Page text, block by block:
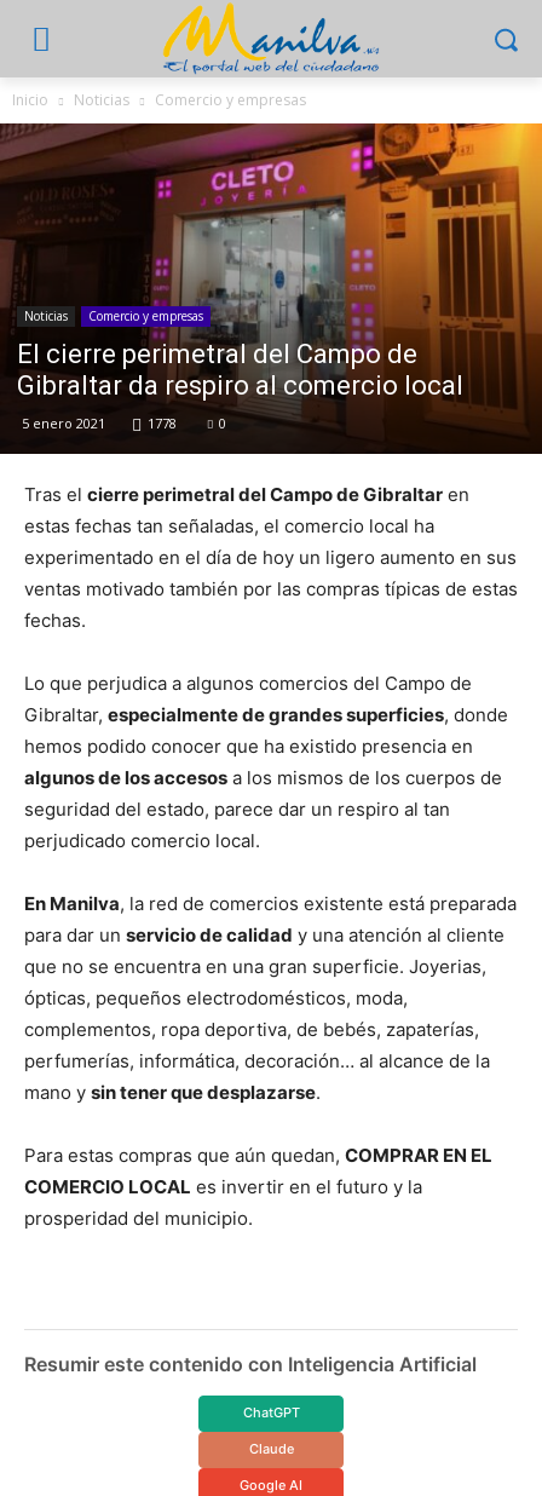
Inicio Noticias Comercio y empresas
Noticias Comercio y empresas
El cierre perimetral del Campo de
Gibraltar da respiro al comercio local
5 enero 2021 1778 0
Tras el cierre perimetral del Campo de Gibraltar en
estas fechas tan señaladas, el comercio local ha
experimentado en el día de hoy un ligero aumento en sus
ventas motivado también por las compras típicas de estas
fechas.
Lo que perjudica a algunos comercios del Campo de
Gibraltar, especialmente de grandes superficies, donde
hemos podido conocer que ha existido presencia en
algunos de los accesos a los mismos de los cuerpos de
seguridad del estado, parece dar un respiro al tan
perjudicado comercio local.
En Manilva, la red de comercios existente está preparada
para dar un servicio de calidad y una atención al cliente
que no se encuentra en una gran superficie. Joyerias,
ópticas, pequeños electrodomésticos, moda,
complementos, ropa deportiva, de bebés, zapaterías,
perfumerías, informática, decoración… al alcance de la
mano y sin tener que desplazarse.
Para estas compras que aún quedan, COMPRAR EN EL
COMERCIO LOCAL es invertir en el futuro y la
prosperidad del municipio.
Resumir este contenido con Inteligencia Artificial
ChatGPT
Claude
Google AI